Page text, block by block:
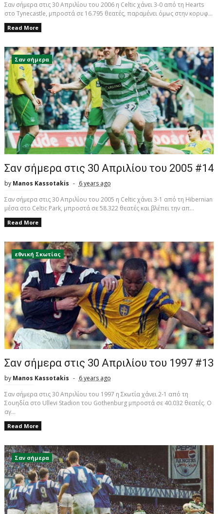
Σαν σήμερα στις 30 Απριλίου του 2006 η Celtic χάνει 3-0 από τη Hearts
στο Tynecastle, μπροστά σε 16.795 θεατές, παραμένει όμως στην κορυφ...
Read More
Σαν σήμερα
Σαν σήμερα στις 30 Απριλίου του 2005 #14
by Manos Kassotakis
6 years ago
Σαν σήμερα στις 30 Απριλίου του 2005 η Celtic χάνει 3-1 από τη Hibernian
μέσα στο Celtic Park, μπροστά σε 58.322 θεατές και βλέπει την απ...
Read More
εθνική Σκωτίας
Σαν σήμερα στις 30 Απριλίου του 1997 #13
by Manos Kassotakis
6 years ago
Σαν σήμερα στις 30 Απριλίου του 1997 η Σκωτία χάνει 2-1 από τη
Σουηδία στο Ullevi Stadion του Gothenburg μπροστά σε 40.032 θεατές. Ο
αγ...
Read More
Σαν σήμερα